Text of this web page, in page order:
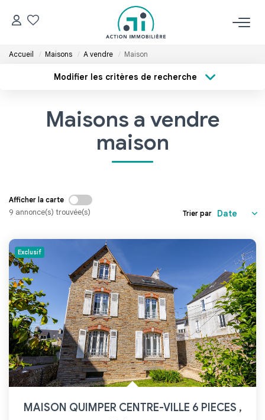
ACCUEIL
Acheter
Louer
NOS AGENCES
Brest
Quimper
CONTACT
Accueil Maisons A vendre Maison
Modifier les critères de recherche
Sélectionnez...
Type de bien
Surface min
Créer une alerte
Maisons a vendre
maison
Afficher la carte
9 annonce(s) trouvée(s) Trier par
Exclusif
MAISON QUIMPER CENTRE-VILLE 6 PIECES ,